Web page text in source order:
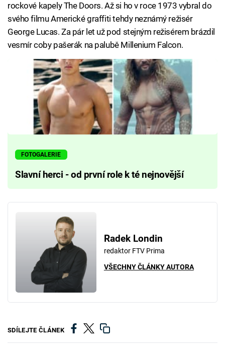
rockové kapely The Doors. Až si ho v roce 1973 vybral do
svého filmu Americké graffiti tehdy neznámý režisér
George Lucas. Za pár let už pod stejným režisérem brázdil
vesmír coby pašerák na palubě Millenium Falcon.
FOTOGALERIE
Slavní herci - od první role k té nejnovější
Radek Londin
redaktor FTV Prima
VŠECHNY ČLÁNKY AUTORA
SDÍLEJTE ČLÁNEK